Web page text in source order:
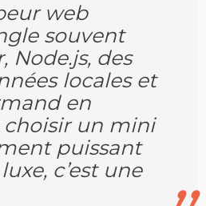
web
souvent
Node.js, des
locales et
en
choisir un mini
puissant
c’est une